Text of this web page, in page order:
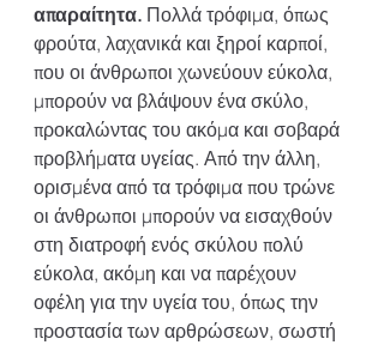
απαραίτητα. Πολλά τρόφιμα, όπως
φρούτα, λαχανικά και ξηροί καρποί,
που οι άνθρωποι χωνεύουν εύκολα,
μπορούν να βλάψουν ένα σκύλο,
προκαλώντας του ακόμα και σοβαρά
προβλήματα υγείας. Από την άλλη,
ορισμένα από τα τρόφιμα που τρώνε
οι άνθρωποι μπορούν να εισαχθούν
στη διατροφή ενός σκύλου πολύ
εύκολα, ακόμη και να παρέχουν
οφέλη για την υγεία του, όπως την
προστασία των αρθρώσεων, σωστή